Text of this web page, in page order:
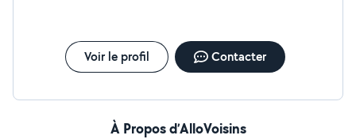
Voir le profil Contacter
À Propos d’AlloVoisins